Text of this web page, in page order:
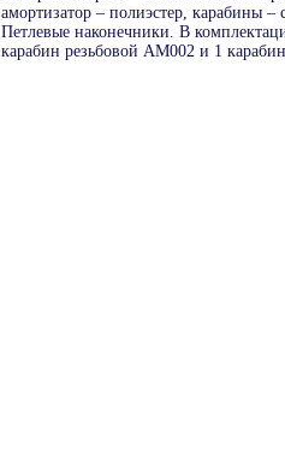
амортизатор – полиэстер, карабины
Петлевые наконечники. В
карабин резьбовой АМ002 и 1